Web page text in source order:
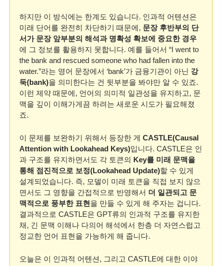
하지만 이 방식에는 한계도 있습니다. 인과적 어텐션은
미래 단어를 완전히 차단하기 때문에, 문장 후반부의 단
서가 문장 앞부분의 해석과 명확성 확보에 중요한 경우
에 그 정보를 활용하지 못합니다. 예를 들어서 “I went to
the bank and rescued someone who had fallen into the
water.”라는 영어 문장에서 ‘bank’가 금융기관이 아닌 강
둑(bank)을 의미한다는 건 뒷부분을 봐야만 알 수 있죠.
이런 제약 때문에, 언어의 의미적 일관성을 유지하고, 문
맥을 깊이 이해가게끔 하려는 새로운 시도가 필요해졌
죠.
이 문제를 보완하기 위해서 등장한 게 CASTLE(Causal
Attention with Lookahead Keys)입니다. CASTLE은 인
과 구조를 유지하면서도 각 토큰의 Key를 미래 문맥을
통해 점진적으로 보정(Lookahead Update)할 수 있게
설계되었습니다. 즉, 모델이 미래 토큰을 직접 보지 않으
면서도 그 영향을 간접적으로 반영해서 더 일관되고 문
맥적으로 풍부한 표현을 만들 수 있게 해 주자는 겁니다.
결과적으로 CASTLE은 GPT류의 인과적 구조를 유지한
채, 긴 문맥 이해나 다의어 해석에서 한층 더 자연스럽고
정교한 언어 표현을 가능하게 해 줍니다.
오늘은 이 인과적 어텐션, 그리고 CASTLE에 대한 이야